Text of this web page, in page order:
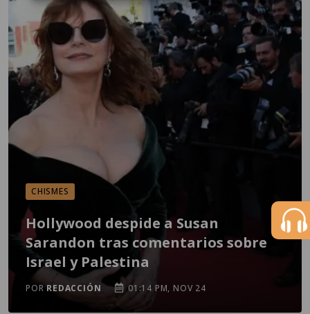
CHISMES
Hollywood despide a Susan
Sarandon tras comentarios sobre
Israel y Palestina
PORREDACCIÓN 01:14 PM, NOV 24